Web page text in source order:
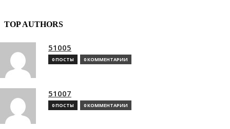
TOP AUTHORS
51005
0 ПОСТЫ 0 КОММЕНТАРИИ
51007
0 ПОСТЫ 0 КОММЕНТАРИИ